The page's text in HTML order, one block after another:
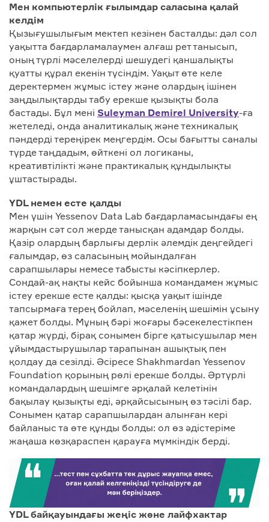
Мен компьютерлік ғылымдар саласына қалай
келдім
Қызығушылығым мектеп кезінен басталды: дәл сол
уақытта бағдарламалаумен алғаш рет танысып,
оның түрлі мәселелерді шешудегі қаншалықты
қуатты құрал екенін түсіндім. Уақыт өте келе
деректермен жұмыс істеу және олардың ішінен
заңдылықтарды табу ерекше қызықты бола
бастады. Бұл мені Suleyman Demirel University-ға
жетеледі, онда аналитикалық және техникалық
пәндерді тереңірек меңгердім. Осы бағытты саналы
түрде таңдадым, өйткені ол логиканы,
креативтілікті және практикалық құндылықты
ұштастырады.
YDL немен есте қалды
Мен үшін Yessenov Data Lab бағдарламасындағы ең
жарқын сәт сол жерде танысқан адамдар болды.
Қазір олардың барлығы дерлік әлемдік деңгейдегі
ғалымдар, өз саласының мойындалған
сарапшылары немесе табысты кәсіпкерлер.
Сондай-ақ нақты кейс бойынша командамен жұмыс
істеу ерекше есте қалды: қысқа уақыт ішінде
тапсырмаға терең бойлап, мәселенің шешімін ұсыну
қажет болды. Мұның бәрі жоғары бәсекелестікпен
қатар жүрді, бірақ сонымен бірге қатысушылар мен
ұйымдастырушылар тарапынан ашықтық пен
қолдау да сезілді. Әсіресе Shakhmardan Yessenov
Foundation қорының рөлі ерекше болды. Әртүрлі
командалардың шешімге әрқалай келетінін
бақылау қызықты еді, әрқайсысының өз тәсілі бар.
Сонымен қатар сарапшылардан алынған кері
байланыс та өте құнды болды: ол өз әдістеріме
жаңаша көзқараспен қарауға мүмкіндік берді.
YDL байқауындағы жеңіс және лайфхактар